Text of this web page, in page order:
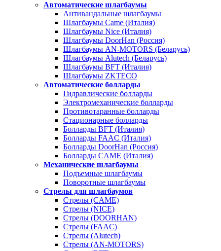
Автоматические шлагбаумы
Антивандальные шлагбаумы
Шлагбаумы Came (Италия)
Шлагбаумы Nice (Италия)
Шлагбаумы DoorHan (Россия)
Шлагбаумы AN-MOTORS (Беларусь)
Шлагбаумы Alutech (Беларусь)
Шлагбаумы BFT (Италия)
Шлагбаумы ZKTECO
Автоматические болларды
Гидравлические болларды
Электромеханические болларды
Противотаранные болларды
Стационарные болларды
Болларды BFT (Италия)
Болларды FAAC (Италия)
Болларды DoorHan (Россия)
Болларды CAME (Италия)
Механические шлагбаумы
Подъемные шлагбаумы
Поворотные шлагбаумы
Стрелы для шлагбаумов
Стрелы (CAME)
Стрелы (NICE)
Стрелы (DOORHAN)
Стрелы (FAAC)
Стрелы (Alutech)
Стрелы (AN-MOTORS)